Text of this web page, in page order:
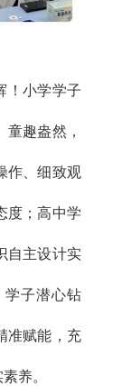
！小学学子
趣盎然，
作、细致观
度；高中学
自主设计实
学子潜心钻
准赋能，充
养。